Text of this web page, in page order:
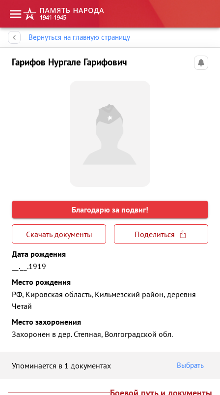
Вернуться на главную страницу
Гарифов Нургале Гарифович
Благодарю за подвиг!
Скачать документы
Поделиться
Дата рождения
__.__.1919
Место рождения
РФ, Кировская область, Кильмезский район, деревня
Четай
Место захоронения
Захоронен в дер. Степная, Волгоградской обл.
Упоминается в 1 документах Выбрать
Память народа